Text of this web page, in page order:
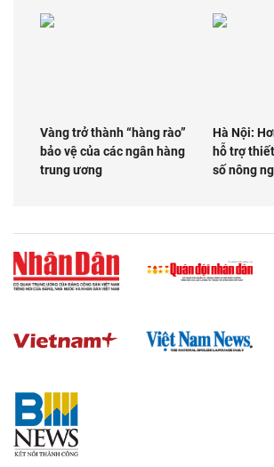
Vàng trở thành “hàng rào”
bảo vệ của các ngân hàng
trung ương
Hà Nội:
hỗ trợ
số nông